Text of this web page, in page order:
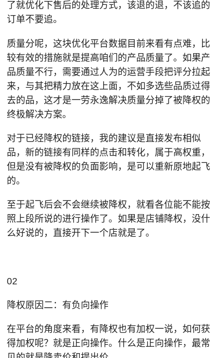
了就优化下售后的处理方式，该退的退，不该追的
订单不要追。
质量分呢，这块优化平台数据目前来看有点难，比
较有效的措施就是提高咱们的产品质量了。如果产
品质量不行，需要通过人为的运营手段把评分拉起
来，与其把精力放在这上面，不如多选些品质过得
去的品，这才是一劳永逸解决质量分掉了被降权的
终极解决方案。
对于已经降权的链接，我的建议是直接发布相似
品，新的链接有同样的点击和转化，属于高权重，
但是没有被降权的负面影响，是可以重新原地起飞
的。
至于起飞后会不会继续被降权，就看各位能不能按
照上段所说的进行操作了。如果是店铺降权，没什
么好说的，直接开下一个店就是了。
02
降权原因二：有负向操作
在平台的角度来看，有降权也有加权一说，如何获
得加权呢？就是正向操作。什么是正向操作，最常